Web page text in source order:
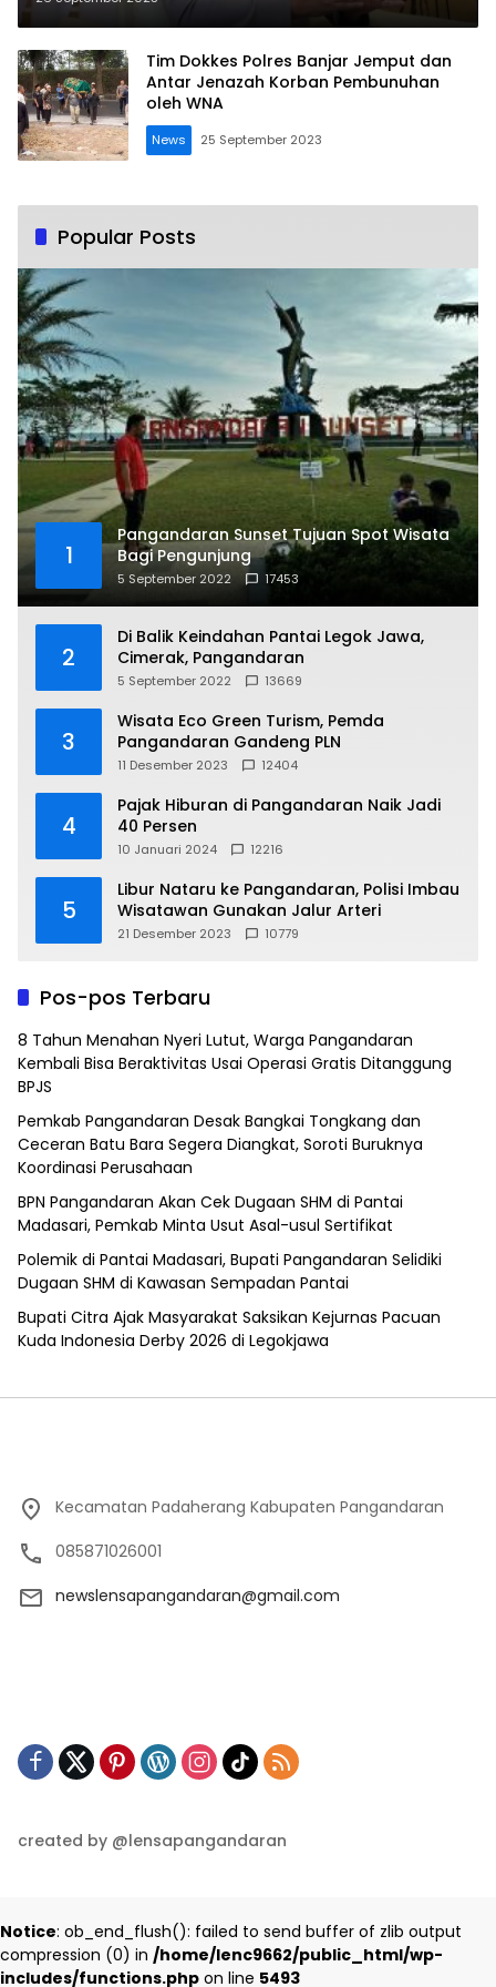
Tim Dokkes Polres Banjar Jemput dan
Antar Jenazah Korban Pembunuhan
oleh WNA
News 25 September 2023
Popular Posts
1
Pangandaran Sunset Tujuan Spot Wisata
Bagi Pengunjung
5 September 2022 17453
2
Di Balik Keindahan Pantai Legok Jawa,
Cimerak, Pangandaran
5 September 2022 13669
3
Wisata Eco Green Turism, Pemda
Pangandaran Gandeng PLN
11 Desember 2023 12404
4
Pajak Hiburan di Pangandaran Naik Jadi
40 Persen
10 Januari 2024 12216
5
Libur Nataru ke Pangandaran, Polisi Imbau
Wisatawan Gunakan Jalur Arteri
21 Desember 2023 10779
Pos-pos Terbaru
8 Tahun Menahan Nyeri Lutut, Warga Pangandaran
Kembali Bisa Beraktivitas Usai Operasi Gratis Ditanggung
BPJS
Pemkab Pangandaran Desak Bangkai Tongkang dan
Ceceran Batu Bara Segera Diangkat, Soroti Buruknya
Koordinasi Perusahaan
BPN Pangandaran Akan Cek Dugaan SHM di Pantai
Madasari, Pemkab Minta Usut Asal-usul Sertifikat
Polemik di Pantai Madasari, Bupati Pangandaran Selidiki
Dugaan SHM di Kawasan Sempadan Pantai
Bupati Citra Ajak Masyarakat Saksikan Kejurnas Pacuan
Kuda Indonesia Derby 2026 di Legokjawa
Kecamatan Padaherang Kabupaten Pangandaran
085871026001
newslensapangandaran@gmail.com
created by @lensapangandaran
Notice: ob_end_flush(): failed to send buffer of zlib output
compression (0) in /home/lenc9662/public_html/wp-
includes/functions.php on line 5493